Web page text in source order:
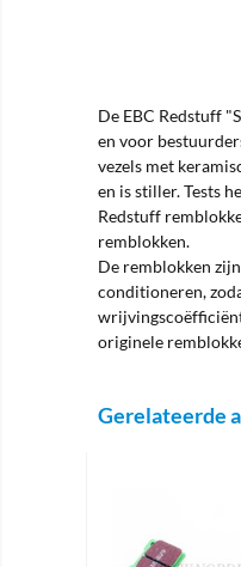
De EBC Redstuff
en voor
vezels met
en is stiller. Tests
Redstuff
remblokken.
De remblokken
conditioneren,
originele
Gerelateerde